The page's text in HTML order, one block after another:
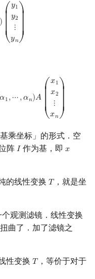
)
⎛⎜
⎜ ⎜
⎝
𝑦1
𝑦2
⋮
𝑦𝑛
⎞⎟
⎟
⎟
⎠
2⋮y n)
𝛼1,⋯,𝛼𝑛)𝐴
⎛⎜
⎜ ⎜
⎝
𝑥1
𝑥2
⋮
𝑥𝑛
⎞⎟
⎟
⎟
⎠
2⋮x n)
乘坐标」的形式．空
阵 𝐼
I 作为基，即𝑥
x=
的线性变换 𝑇
T ，就是坐
个观测滤镜．线性变换
曲了．加了滤镜之
性变换 𝑇
T ，等价于对于